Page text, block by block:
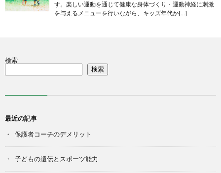
す。楽しい運動を通じて健康な身体づくり・運動神経に刺激
を与えるメニューを行いながら、キッズ年代か[…]
検索
検索
最近の記事
保護者コーチのデメリット
子どもの遺伝とスポーツ能力